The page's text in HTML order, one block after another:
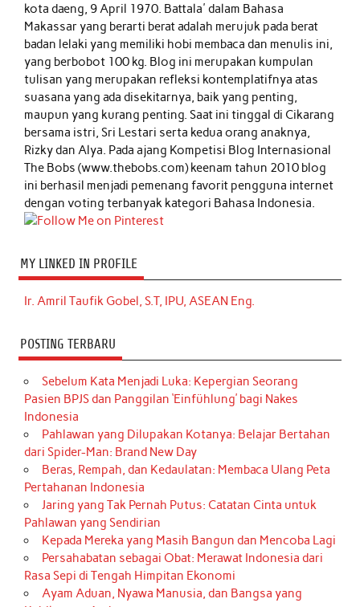
kota daeng, 9 April 1970. Battala' dalam Bahasa
Makassar yang berarti berat adalah merujuk pada berat
badan lelaki yang memiliki hobi membaca dan menulis ini,
yang berbobot 100 kg. Blog ini merupakan kumpulan
tulisan yang merupakan refleksi kontemplatifnya atas
suasana yang ada disekitarnya, baik yang penting,
maupun yang kurang penting. Saat ini tinggal di Cikarang
bersama istri, Sri Lestari serta kedua orang anaknya,
Rizky dan Alya. Pada ajang Kompetisi Blog Internasional
The Bobs (www.thebobs.com) keenam tahun 2010 blog
ini berhasil menjadi pemenang favorit pengguna internet
dengan voting terbanyak kategori Bahasa Indonesia.
MY LINKED IN PROFILE
Ir. Amril Taufik Gobel, S.T, IPU, ASEAN Eng.
POSTING TERBARU
Sebelum Kata Menjadi Luka: Kepergian Seorang
Pasien BPJS dan Panggilan ‘Einfühlung’ bagi Nakes
Indonesia
Pahlawan yang Dilupakan Kotanya: Belajar Bertahan
dari Spider-Man: Brand New Day
Beras, Rempah, dan Kedaulatan: Membaca Ulang Peta
Pertahanan Indonesia
Jaring yang Tak Pernah Putus: Catatan Cinta untuk
Pahlawan yang Sendirian
Kepada Mereka yang Masih Bangun dan Mencoba Lagi
Persahabatan sebagai Obat: Merawat Indonesia dari
Rasa Sepi di Tengah Himpitan Ekonomi
Ayam Aduan, Nyawa Manusia, dan Bangsa yang